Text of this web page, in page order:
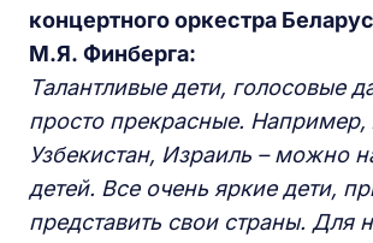
концертного оркестра Б
М.Я. Финберга:
Талантливые дети, голосовые
просто прекрасные.
Узбекистан, Израиль – можно
детей. Все очень яркие дети,
представить свои страны. Для